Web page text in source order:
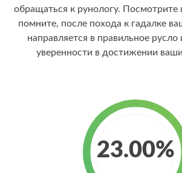
обращаться к рунологу. Посмотрите
помните, после похода к гадалке
направляется в правильное
уверенности в достижении
23.00